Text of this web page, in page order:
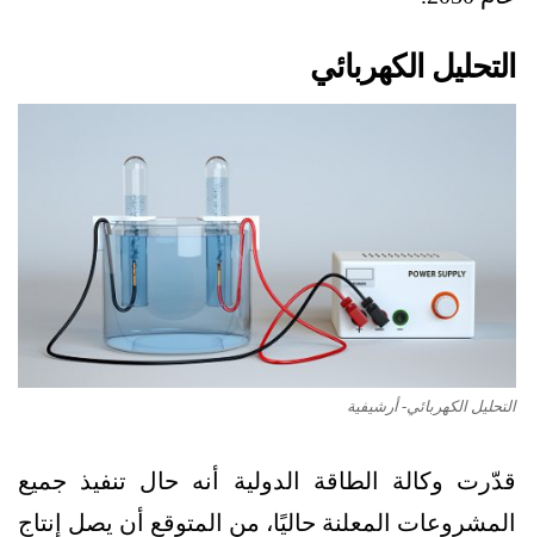
التحليل الكهربائي
التحليل الكهربائي- أرشيفية
قدّرت وكالة الطاقة الدولية أنه حال تنفيذ جميع
المشروعات المعلنة حاليًا، من المتوقع أن يصل إنتاج